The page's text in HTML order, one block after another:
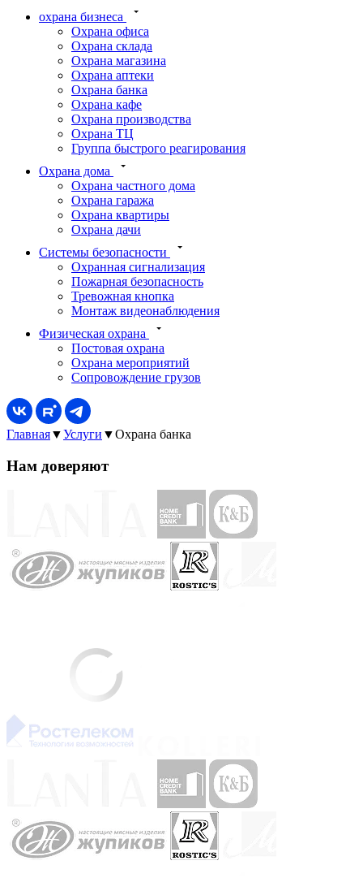
охрана бизнеса
Охрана офиса
Охрана склада
Охрана магазина
Охрана аптеки
Охрана банка
Охрана кафе
Охрана производства
Охрана ТЦ
Группа быстрого реагирования
Охрана дома
Охрана частного дома
Охрана гаража
Охрана квартиры
Охрана дачи
Системы безопасности
Охранная сигнализация
Пожарная безопасность
Тревожная кнопка
Монтаж видеонаблюдения
Физическая охрана
Постовая охрана
Охрана мероприятий
Сопровождение грузов
Главная▼Услуги ▼Охрана банка
Нам доверяют